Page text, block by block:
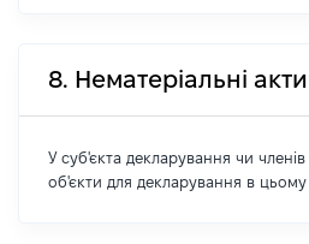
8. Нематеріальні
У суб'єкта декларування чи членів
об'єкти для декларування в цьому